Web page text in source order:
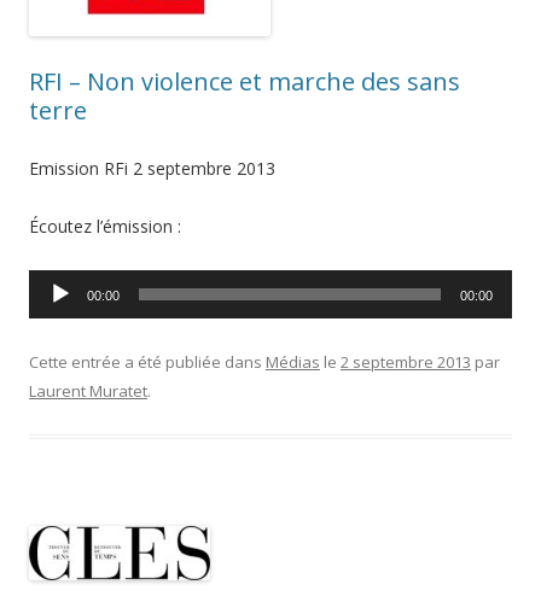
RFI – Non violence et marche des sans
terre
Emission RFi 2 septembre 2013
Écoutez l’émission :
Lecteur
00:00 00:00
Cette entrée a été publiée dans Médias le 2 septembre 2013 par
Laurent Muratet.